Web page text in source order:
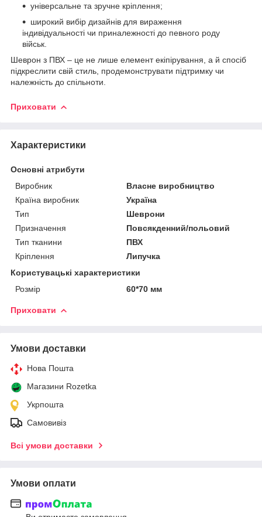
універсальне та зручне кріплення;
широкий вибір дизайнів для вираження
індивідуальності чи приналежності до певного роду
військ.
Шеврон з ПВХ – це не лише елемент екіпірування, а й спосіб
підкреслити свій стиль, продемонструвати підтримку чи
належність до спільноти.
Приховати
Характеристики
Основні атрибути
Виробник
Власне виробництво
Країна виробник
Україна
Тип
Шеврони
Призначення
Повсякденний/польовий
Тип тканини
ПВХ
Кріплення
Липучка
Користувацькі характеристики
Розмір
60*70 мм
Приховати
Умови доставки
Нова Пошта
Магазини Rozetka
Укрпошта
Самовивіз
Всі умови доставки
Умови оплати